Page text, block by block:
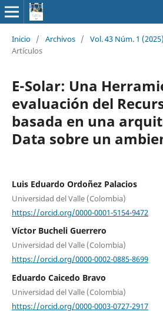
Inicio / Archivos / Vol. 43 Núm. 1
Artículos
E-Solar: Una
evaluación del
basada en una
Data sobre un
Luis Eduardo Ordoñez Palacios
Universidad del Valle (Colombia)
https://orcid.org/0000-0001-5154-9472
Víctor Bucheli Guerrero
Universidad del Valle (Colombia)
https://orcid.org/0000-0002-0885-8699
Eduardo Caicedo Bravo
Universidad del Valle (Colombia)
https://orcid.org/0000-0003-0727-2917